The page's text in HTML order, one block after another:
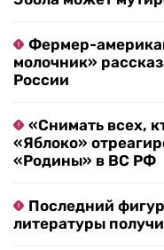
Фермер-
молочник»
России
«Снимать всех,
«Яблоко»
«Родины» в ВС РФ
Последний
литературы